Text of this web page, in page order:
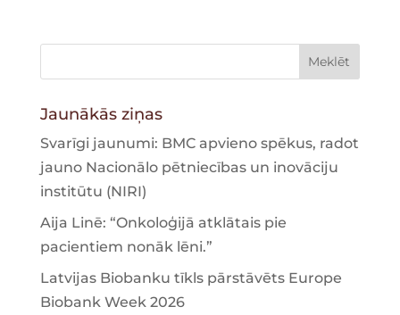
Jaunākās ziņas
Svarīgi jaunumi: BMC apvieno spēkus, radot
jauno Nacionālo pētniecības un inovāciju
institūtu (NIRI)
Aija Linē: “Onkoloģijā atklātais pie
pacientiem nonāk lēni.”
Latvijas Biobanku tīkls pārstāvēts Europe
Biobank Week 2026